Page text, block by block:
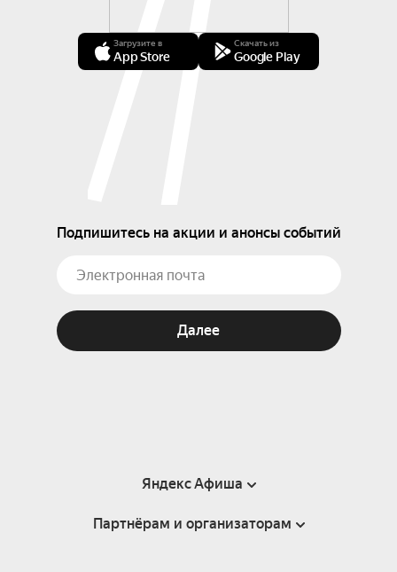
Загрузите в
App Store
Скачать из
Google Play
Подпишитесь на акции и анонсы событий
Далее
Яндекс Афиша
Справка
Партнёрам и организаторам